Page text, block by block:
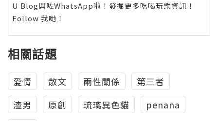
U Blog開咗WhatsApp啦！發掘更多吃喝玩樂資訊！
Follow 我哋 ！
相關話題
愛情 散文 兩性關係
第三者
渣男
原創 琉璃異色貓
penana